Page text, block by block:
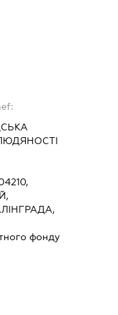
фонду